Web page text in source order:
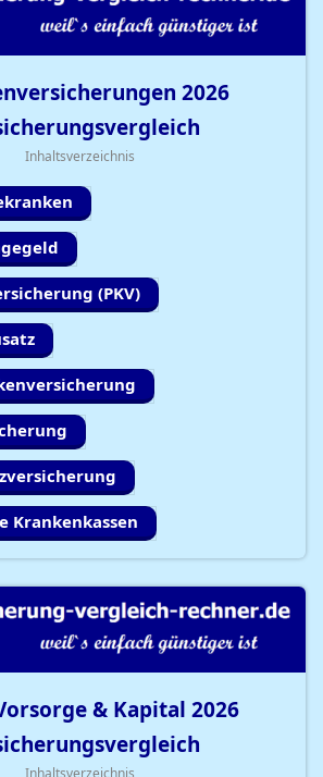
2026
Inhaltsverzeichnis
(PKV)
Krankenkassen
& Kapital 2026